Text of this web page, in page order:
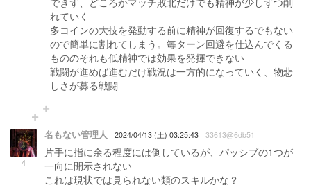
れていく
多コインの大技を発動する前に精神が回復するでもない
ので簡単に割れてしまう。毎ターン回避を仕込んでくる
もののそれも低精神では効果を発揮できない
戦闘が進めば進むだけ戦況は一方的になっていく、物悲
しさが募る戦闘
4
名もない管理人 2024/04/13 (土) 03:25:43 33613@6db51
片手に指に余る程度には倒しているが、パッシブの1つが
一向に開示されない
これは現状では見られない類のスキルかな？